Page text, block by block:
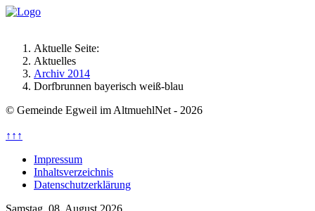
Aktuelle Seite:
Aktuelles
Archiv 2014
Dorfbrunnen bayerisch weiß-blau
© Gemeinde Egweil im AltmuehlNet - 2026
↑↑↑
Impressum
Inhaltsverzeichnis
Datenschutzerklärung
Samstag, 08. August 2026